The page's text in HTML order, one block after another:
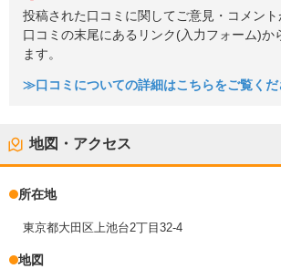
投稿された口コミに関してご意見・コメン
口コミの末尾にあるリンク(入力フォーム)か
ます。
≫口コミについての詳細はこちらをご覧くだ
地図・アクセス
所在地
東京都大田区上池台2丁目32-4
地図